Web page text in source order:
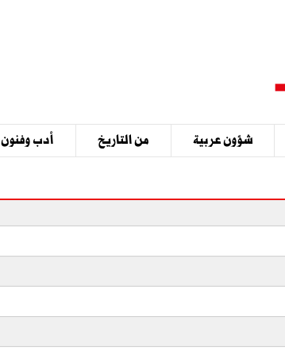
شؤون عربية من التاريخ أدب وفنون